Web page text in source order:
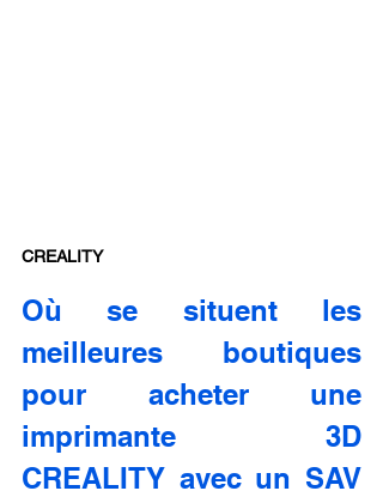
CREALITY
Où se situent les
meilleures boutiques
pour acheter une
imprimante 3D
CREALITY avec un SAV